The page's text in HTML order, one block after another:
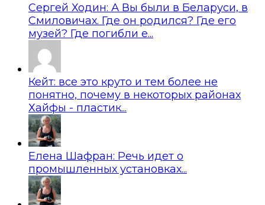
Сергей Ходин: А Вы были в Беларуси, в
Смиловичах. Где он родился? Где его
музей? Где погибли е...
Кейт: все это круто и тем более не
понятно, почему в некоторых районах
Хайфы - пластик...
Елена Шафран: Речь идет о
промышленных установках...